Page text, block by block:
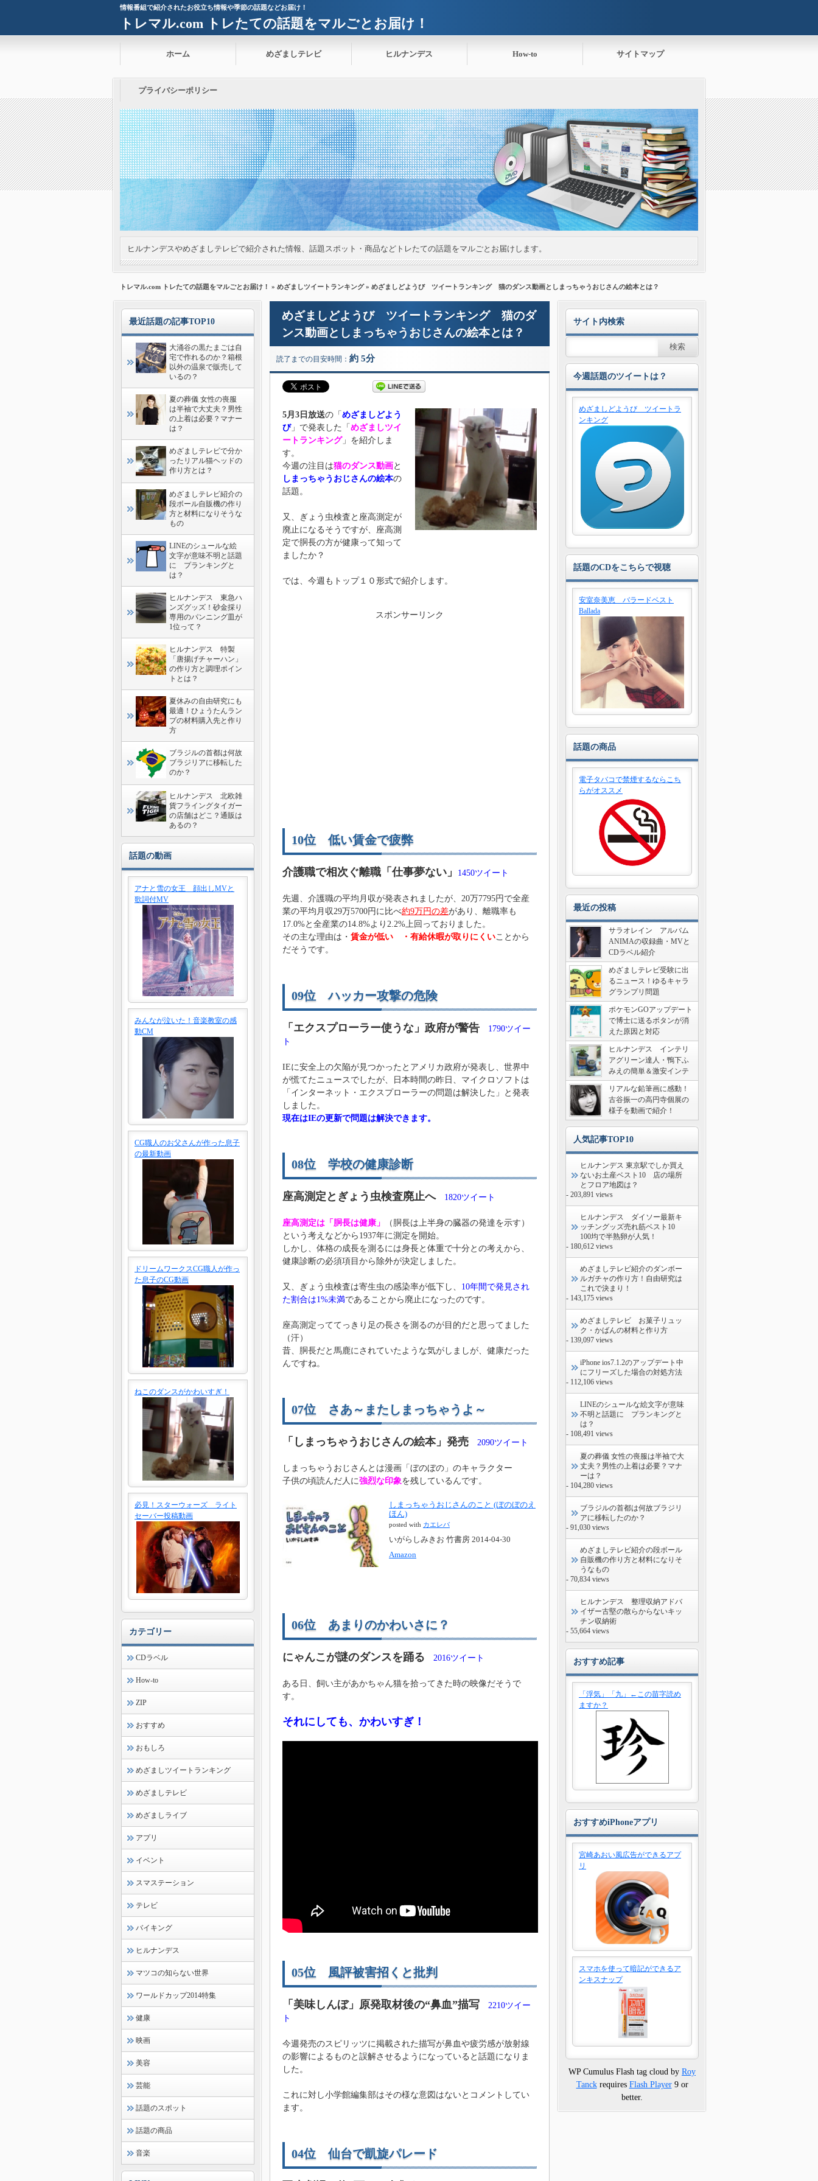
情報番組で紹介されたお役立ち情報や季節の話題などお届け！
トレマル.com トレたての話題をマルごとお届け！
ホーム めざましテレビ ヒルナンデス How-to サイトマップ
プライバシーポリシー
ヒルナンデスやめざましテレビで紹介された情報、話題スポット・商品などトレたての話題をマルごとお届けします。
トレマル.com トレたての話題をマルごとお届け！ » めざましツイートランキング» めざましどようび ツイートランキング 猫のダンス動画としまっちゃうおじさんの絵本とは？
めざましどようび ツイートランキング 猫のダ
ンス動画としまっちゃうおじさんの絵本とは？
読了までの目安時間： 約 5分
5月3日放送の「 めざましどよう
び」で発表した「 めざましツイ
ートランキング」を紹介しま
す。
今週の注目は猫のダンス動画と
しまっちゃうおじさんの絵本の
話題。
又、ぎょう虫検査と座高測定が
廃止になるそうですが、座高測
定で胴長の方が健康って知って
ましたか？
では、今週もトップ１０形式で紹介します。
スポンサーリンク
10位 低い賃金で疲弊
介護職で相次ぐ離職「仕事夢ない」 1450ツイート
先週、介護職の平均月収が発表されましたが、20万7795円で全産
業の平均月収29万5700円に比べ約9万円の差があり、離職率も
17.0%と全産業の14.8%より2.2%上回っておりました。
その主な理由は・ 賃金が低い ・有給休暇が取りにくいことから
だそうです。
09位 ハッカー攻撃の危険
「エクスプローラー使うな」政府が警告
1790ツイー
ト
IEに安全上の欠陥が見つかったとアメリカ政府が発表し、世界中
が慌てたニュースでしたが、日本時間の昨日、マイクロソフトは
「インターネット・エクスプローラーの問題は解決した」と発表
しました。
現在はIEの更新で問題は解決できます。
08位 学校の健康診断
座高測定とぎょう虫検査廃止へ 1820ツイート
座高測定は「胴長は健康」
（胴長は上半身の臓器の発達を示す）
という考えなどから1937年に測定を開始。
しかし、体格の成長を測るには身長と体重で十分との考えから、
健康診断の必須項目から除外が決定しました。
又、ぎょう虫検査は寄生虫の感染率が低下し、 10年間で発見され
た割合は1%未満であることから廃止になったのです。
座高測定っててっきり足の長さを測るのが目的だと思ってました
（汗）
昔、胴長だと馬鹿にされていたような気がしましが、健康だった
んですね。
07位 さあ～またしまっちゃうよ～
「しまっちゃうおじさんの絵本」発売 2090ツイート
しまっちゃうおじさんとは漫画「ぼのぼの」のキャラクター
子供の頃読んだ人に強烈な印象を残しているんです。
しまっちゃうおじさんのこと (ぼのぼのえ
ほん)
posted with カエレバ
いがらしみきお 竹書房 2014-04-30
Amazon
06位 あまりのかわいさに？
にゃんこが謎のダンスを踊る 2016ツイート
ある日、飼い主があかちゃん猫を拾ってきた時の映像だそうで
す。
それにしても、かわいすぎ！
05位 風評被害招くと批判
「美味しんぼ」原発取材後の“鼻血”描写
2210ツイー
ト
今週発売のスピリッツに掲載された描写が鼻血や疲労感が放射線
の影響によるものと誤解させるようになっていると話題になりま
した。
これに対し小学館編集部はその様な意図はないとコメントしてい
ます。
04位 仙台で凱旋パレード
最近話題の記事TOP10
大涌谷の黒たまごは自
宅で作れるのか？箱根
以外の温泉で販売して
いるの？
夏の葬儀 女性の喪服
は半袖で大丈夫？男性
の上着は必要？マナー
は？
めざましテレビで分か
ったリアル猫ヘッドの
作り方とは？
めざましテレビ紹介の
段ボール自販機の作り
方と材料になりそうな
もの
LINEのシュールな絵
文字が意味不明と話題
に プランキングと
は？
ヒルナンデス 東急ハ
ンズグッズ！砂金採り
専用のパンニング皿が
1位って？
ヒルナンデス 特製
「唐揚げチャーハン」
の作り方と調理ポイン
トとは？
夏休みの自由研究にも
最適！ひょうたんラン
プの材料購入先と作り
方
ブラジルの首都は何故
ブラジリアに移転した
のか？
ヒルナンデス 北欧雑
貨フライングタイガー
の店舗はどこ？通販は
あるの？
話題の動画
アナと雪の女王 顔出しMVと
歌詞付MV
みんなが泣いた！音楽教室の感
動CM
CG職人のお父さんが作った息子
の最新動画
ドリームワークスCG職人が作っ
た息子のCG動画
ねこのダンスがかわいすぎ！
必見！スターウォーズ ライト
セーバー投稿動画
カテゴリー
CDラベル
How-to
ZIP
おすすめ
おもしろ
めざましツイートランキング
めざましテレビ
めざましライブ
アプリ
イベント
スマステーション
テレビ
バイキング
ヒルナンデス
マツコの知らない世界
ワールドカップ2014特集
健康
映画
美容
芸能
話題のスポット
話題の商品
音楽
サイト内検索
今週話題のツイートは？
めざましどようび ツイートラ
ンキング
話題のCDをこちらで視聴
安室奈美恵 バラードベスト
Ballada
話題の商品
電子タバコで禁煙するならこち
らがオススメ
最近の投稿
サラオレイン アルバム
ANIMAの収録曲・MVと
CDラベル紹介
めざましテレビ受験に出
るニュース！ゆるキャラ
グランプリ問題
ポケモンGOアップデート
で博士に送るボタンが消
えた原因と対応
ヒルナンデス インテリ
アグリーン達人・鴨下ふ
みえの簡単＆激安インテ
リア術
リアルな鉛筆画に感動！
古谷振一の高円寺個展の
様子を動画で紹介！
人気記事TOP10
ヒルナンデス 東京駅でしか買え
ないお土産ベスト10 店の場所
とフロア地図は？
- 203,891 views
ヒルナンデス ダイソー最新キ
ッチングッズ売れ筋ベスト10
100均で半熟卵が人気！
- 180,612 views
めざましテレビ紹介のダンボー
ルガチャの作り方！自由研究は
これで決まり！
- 143,175 views
めざましテレビ お菓子リュッ
ク・かばんの材料と作り方
- 139,097 views
iPhone ios7.1.2のアップデート中
にフリーズした場合の対処方法
- 112,106 views
LINEのシュールな絵文字が意味
不明と話題に プランキングと
は？
- 108,491 views
夏の葬儀 女性の喪服は半袖で大
丈夫？男性の上着は必要？マナ
ーは？
- 104,280 views
ブラジルの首都は何故ブラジリ
アに移転したのか？
- 91,030 views
めざましテレビ紹介の段ボール
自販機の作り方と材料になりそ
うなもの
- 70,834 views
ヒルナンデス 整理収納アドバ
イザー古堅の散らからないキッ
チン収納術
- 55,664 views
おすすめ記事
「浮気」「九」←この苗字読め
ますか？
おすすめiPhoneアプリ
宮崎あおい風広告ができるアプ
リ
スマホを使って暗記ができるア
ンキスナップ
WP Cumulus Flash tag cloud by Roy
Tanckrequires Flash Player9 or
better.